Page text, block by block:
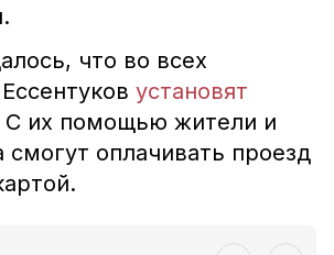
что во всех
установят
С их помощью жители и
смогут оплачивать проезд